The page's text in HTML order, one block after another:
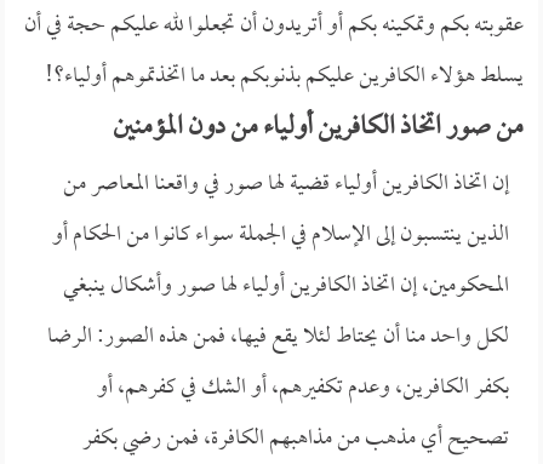
عقوبته بكم وتمكينه بكم أو أتريدون أن تجعلوا لله عليكم حجة في أن
يسلط هؤلاء الكافرين عليكم بذنوبكم بعد ما اتخذتموهم أولياء؟!
من صور اتخاذ الكافرين أولياء من دون المؤمنين
إن اتخاذ الكافرين أولياء قضية لها صور في واقعنا المعاصر من
الذين ينتسبون إلى الإسلام في الجملة سواء كانوا من الحكام أو
المحكومين، إن اتخاذ الكافرين أولياء لها صور وأشكال ينبغي
لكل واحد منا أن يحتاط لئلا يقع فيها، فمن هذه الصور: الرضا
بكفر الكافرين، وعدم تكفيرهم، أو الشك في كفرهم، أو
تصحيح أي مذهب من مذاهبهم الكافرة، فمن رضي بكفر